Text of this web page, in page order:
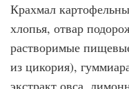
Крахмал
хлопья, отвар
растворимые
из цикория),
экстракт овса,